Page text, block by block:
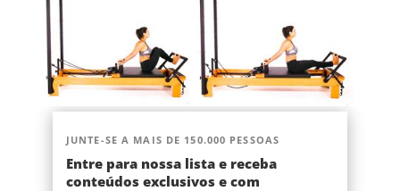
JUNTE-SE A MAIS DE 150.000 PESSOAS
Entre para nossa lista e receba
conteúdos exclusivos e com